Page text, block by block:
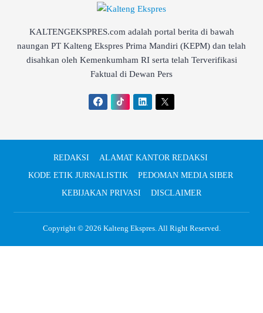
KALTENGEKSPRES.com adalah portal berita di bawah
naungan PT Kalteng Ekspres Prima Mandiri (KEPM) dan telah
disahkan oleh Kemenkumham RI serta telah Terverifikasi
Faktual di Dewan Pers
REDAKSI
ALAMAT KANTOR REDAKSI
KODE ETIK JURNALISTIK
PEDOMAN MEDIA SIBER
KEBIJAKAN PRIVASI
DISCLAIMER
Copyright © 2026 Kalteng Ekspres. All Right Reserved.